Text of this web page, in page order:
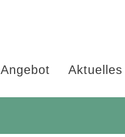
Angebot Aktuelles